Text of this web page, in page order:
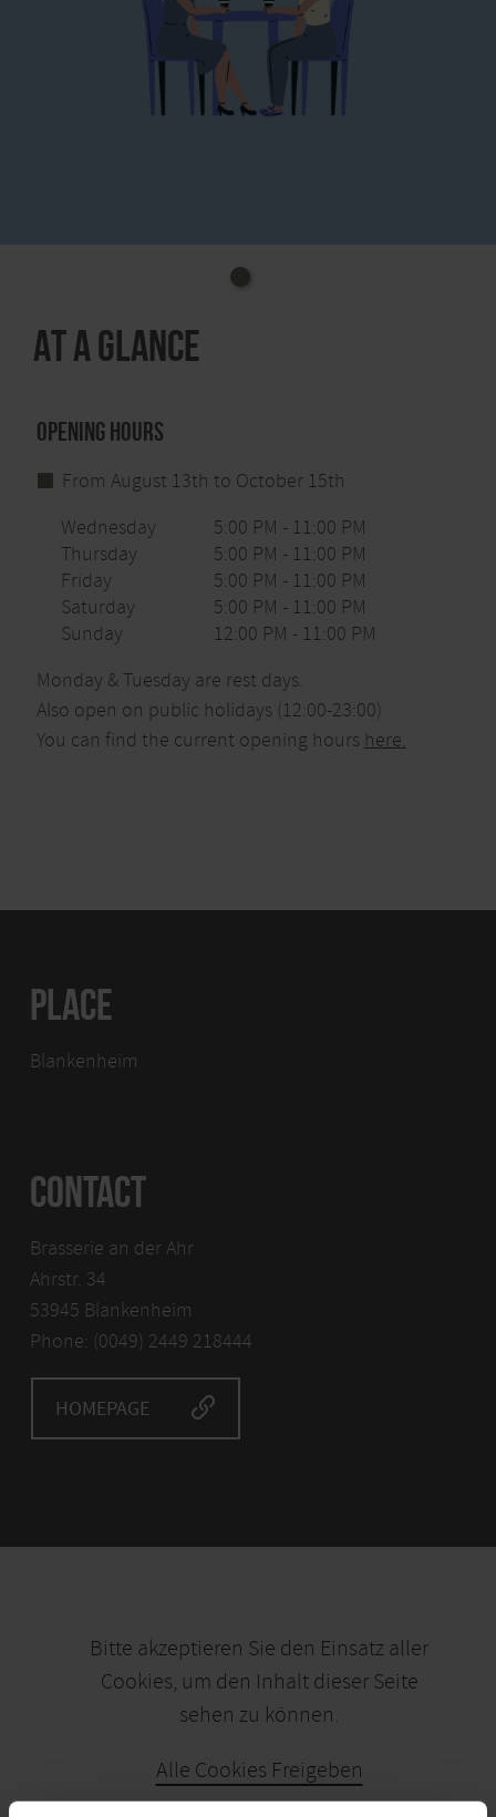
At a glance
Opening hours
From August 13th to October 15th
Wednesday
5:00 PM - 11:00 PM
Thursday
5:00 PM - 11:00 PM
Friday
5:00 PM - 11:00 PM
Saturday
5:00 PM - 11:00 PM
Sunday
12:00 PM - 11:00 PM
Monday & Tuesday are rest days.
Also open on public holidays (12:00-23:00)
You can find the current opening hours here.
PLACE
Blankenheim
CONTACT
Brasserie an der Ahr
Ahrstr. 34
53945 Blankenheim
Phone: (0049) 2449 218444
HOMEPAGE
Bitte akzeptieren Sie den Einsatz aller
Cookies, um den Inhalt dieser Seite
sehen zu können.
Alle Cookies Freigeben